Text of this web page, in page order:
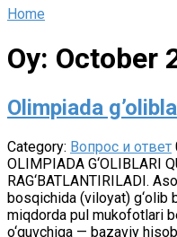
Home
Oy: October
Olimpiada
Category: Вопрос и ответ
OLIMPIADA G‘OLIBLARI
RAG‘BATLANTIRILADI.
bosqichida (viloyat) g‘olib
miqdorda pul mukofotlari
o‘quvchiga — bazaviy